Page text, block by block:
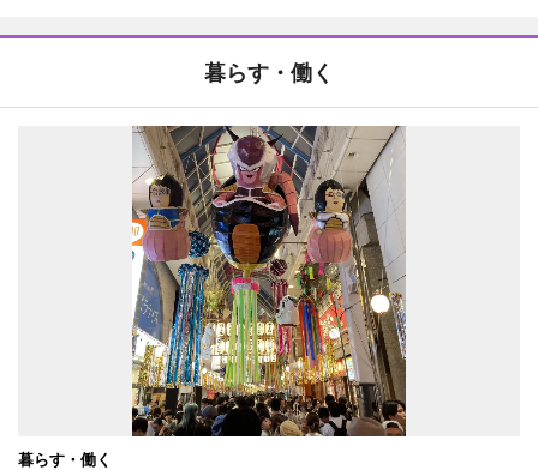
暮らす・働く
暮らす・働く